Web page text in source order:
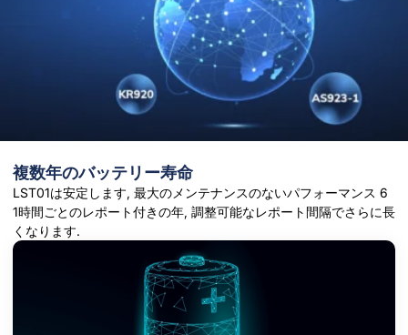
複数年のバッテリー寿命
LST01は安定します, 最大のメンテナンスのないパフォーマンス 6
1時間ごとのレポート付きの年, 調整可能なレポート間隔でさらに長
くなります.